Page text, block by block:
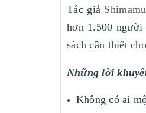
Tác giả
hơn 1.500 người
sách cần thiết
Những lời
Không có ai